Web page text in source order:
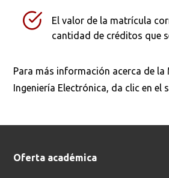
El valor de la matrícula
cantidad de créditos que
Para más información acerca de la
Ingeniería Electrónica, da clic en el
Oferta académica